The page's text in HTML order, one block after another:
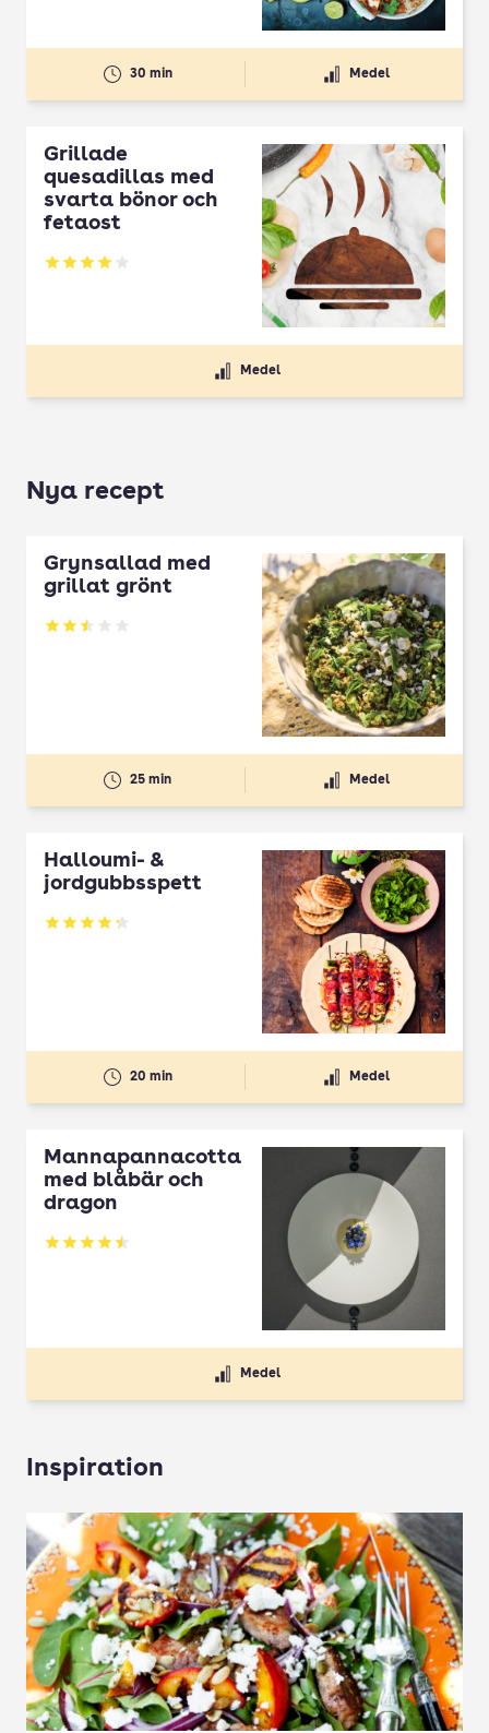
30 min Medel
Grillade
quesadillas med
svarta bönor och
fetaost
Betyg: 4 av 5
Medel
Nya recept
Grynsallad med
grillat grönt
Betyg: 2.5 av 5
25 min Medel
Halloumi- &
jordgubbsspett
Betyg: 4.3 av 5
20 min Medel
Mannapannacotta
med blåbär och
dragon
Betyg: 4.5 av 5
Medel
Inspiration